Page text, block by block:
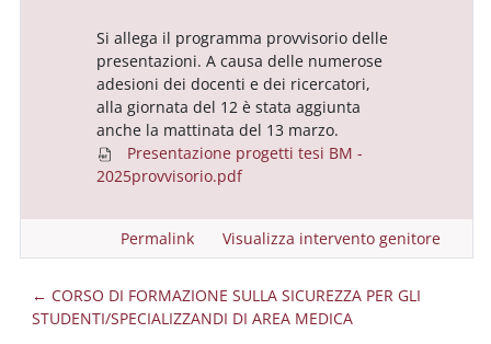
Si allega il programma provvisorio delle
presentazioni. A causa delle numerose
adesioni dei docenti e dei ricercatori,
alla giornata del 12 è stata aggiunta
anche la mattinata del 13 marzo.
Presentazione progetti tesi BM -
2025provvisorio.pdf
Permalink Visualizza intervento genitore
← CORSO DI FORMAZIONE SULLA SICUREZZA PER GLI
STUDENTI/SPECIALIZZANDI DI AREA MEDICA